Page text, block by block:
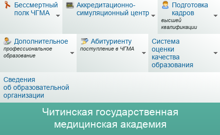
Бессмертный
полк ЧГМА
Аккредитационно-
симуляционный центр
Подготовка
кадров
высшей
квалификации
Дополнительное
профессиональное
образование
Абитуриенту
поступление в ЧГМА
Система
оценки
качества
образования
Сведения
об образовательной
организации
Читинская государственная
медицинская академия